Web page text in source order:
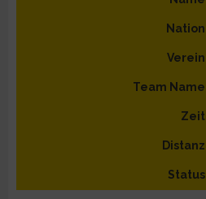
Nation
Verein
Team Name
Zeit
Distanz
Status